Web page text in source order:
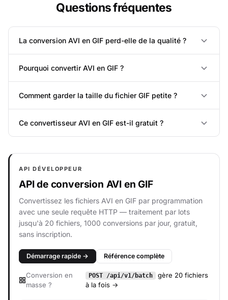
Questions fréquentes
La conversion AVI en GIF perd-elle de la qualité ?
Pourquoi convertir AVI en GIF ?
Comment garder la taille du fichier GIF petite ?
Ce convertisseur AVI en GIF est-il gratuit ?
API DÉVELOPPEUR
API de conversion AVI en GIF
Convertissez les fichiers AVI en GIF par programmation
avec une seule requête HTTP — traitement par lots
jusqu'à 20 fichiers, 1000 conversions par jour, gratuit,
sans inscription.
Démarrage rapide → Référence complète
Conversion en
masse ?
POST /api/v1/batch
gère 20 fichiers
à la fois →